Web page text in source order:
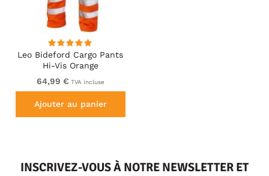
Leo Bideford Cargo Pants
Hi-Vis Orange
64,99 € TVA incluse
Ajouter au panier
INSCRIVEZ-VOUS À NOTRE NEWSLETTER ET